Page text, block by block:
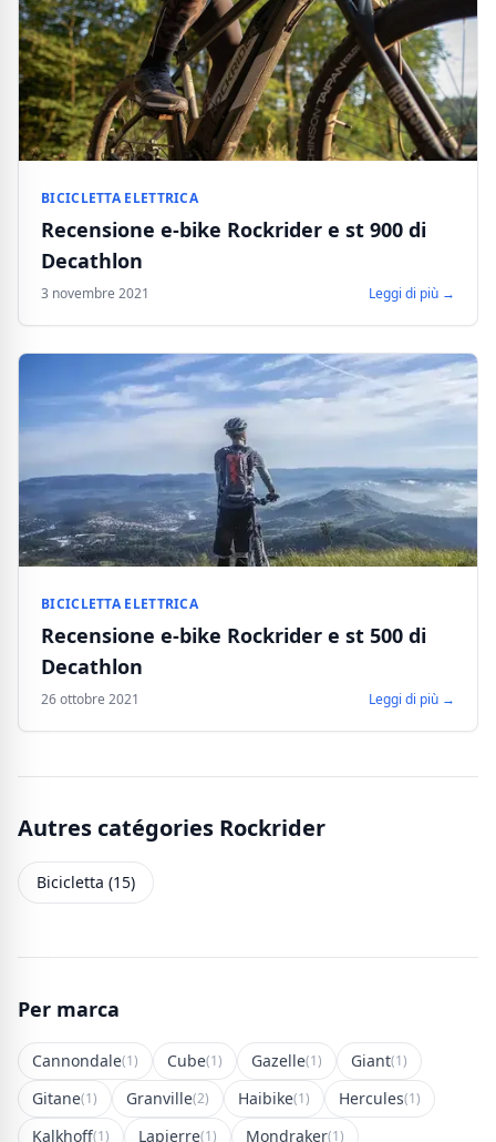
BICICLETTA ELETTRICA
Recensione e-bike Rockrider e st 900 di
Decathlon
3 novembre 2021 Leggi di più →
BICICLETTA ELETTRICA
Recensione e-bike Rockrider e st 500 di
Decathlon
26 ottobre 2021 Leggi di più →
Autres catégories Rockrider
Bicicletta (15)
Per marca
Cannondale(1) Cube(1) Gazelle(1) Giant(1)
Gitane(1) Granville(2) Haibike(1) Hercules(1)
Kalkhoff(1) Lapierre(1) Mondraker(1)